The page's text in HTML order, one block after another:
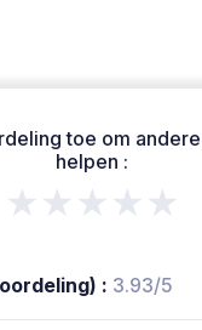
toe om
helpen :
★★★★★
: 3.93/5